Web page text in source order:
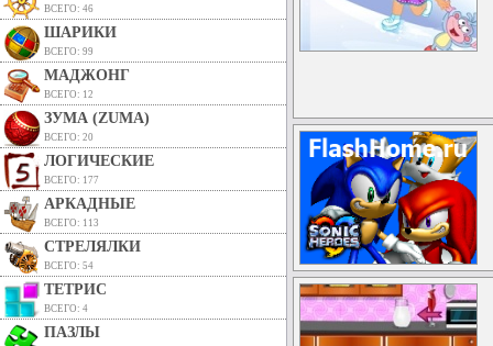
ВСЕГО: 46
ШАРИКИ
ВСЕГО: 99
МАДЖОНГ
ВСЕГО: 12
ЗУМА (ZUMA)
ВСЕГО: 20
ЛОГИЧЕСКИЕ
ВСЕГО: 177
АРКАДНЫЕ
ВСЕГО: 113
СТРЕЛЯЛКИ
ВСЕГО: 54
ТЕТРИС
ВСЕГО: 4
ПАЗЛЫ